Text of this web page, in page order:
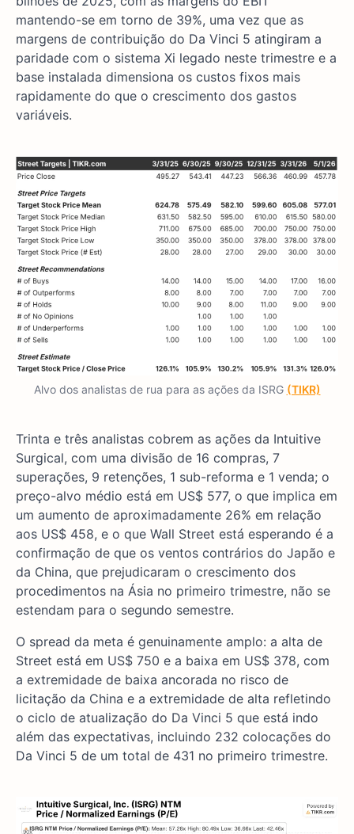
mantendo-se em torno de 39%, uma vez que as
margens de contribuição do Da Vinci 5 atingiram a
paridade com o sistema Xi legado neste trimestre e a
base instalada dimensiona os custos fixos mais
rapidamente do que o crescimento dos gastos
variáveis.
Alvo dos analistas de rua para as ações da ISRG (TIKR)
Trinta e três analistas cobrem as ações da Intuitive
Surgical, com uma divisão de 16 compras, 7
superações, 9 retenções, 1 sub-reforma e 1 venda; o
preço-alvo médio está em US$ 577, o que implica em
um aumento de aproximadamente 26% em relação
aos US$ 458, e o que Wall Street está esperando é a
confirmação de que os ventos contrários do Japão e
da China, que prejudicaram o crescimento dos
procedimentos na Ásia no primeiro trimestre, não se
estendam para o segundo semestre.
O spread da meta é genuinamente amplo: a alta de
Street está em US$ 750 e a baixa em US$ 378, com
a extremidade de baixa ancorada no risco de
licitação da China e a extremidade de alta refletindo
o ciclo de atualização do Da Vinci 5 que está indo
além das expectativas, incluindo 232 colocações do
Da Vinci 5 de um total de 431 no primeiro trimestre.